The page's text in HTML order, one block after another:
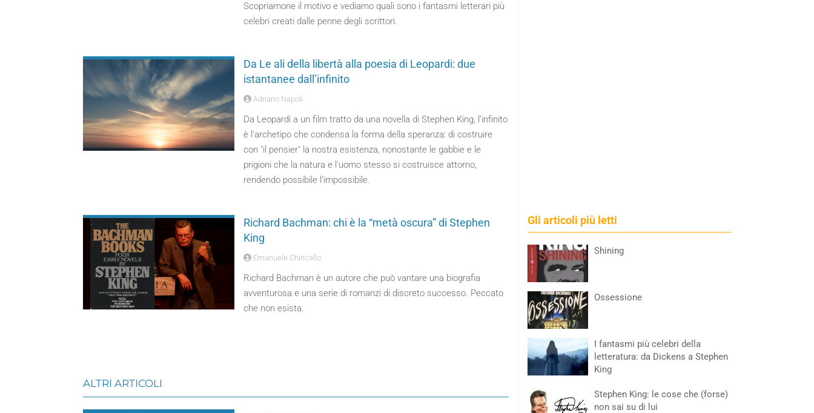
Scopriamone il motivo e vediamo quali sono i fantasmi letterari più
celebri creati dalle penne degli scrittori.
Da Le ali della libertà alla poesia di Leopardi: due
istantanee dall’infinito
Adriano Napoli
Da Leopardi a un film tratto da una novella di Stephen King, l’infinito
è l’archetipo che condensa la forma della speranza: di costruire
con "il pensier" la nostra esistenza, nonostante le gabbie e le
prigioni che la natura e l’uomo stesso si costruisce attorno,
rendendo possibile l’impossibile.
Richard Bachman: chi è la “metà oscura” di Stephen
King
Emanuele Chiricallo
Richard Bachman è un autore che può vantare una biografia
avventurosa e una serie di romanzi di discreto successo. Peccato
che non esista.
ALTRI ARTICOLI
Gli articoli più letti
Shining
Ossessione
I fantasmi più celebri della
letteratura: da Dickens a Stephen
King
Stephen King: le cose che (forse)
non sai su di lui